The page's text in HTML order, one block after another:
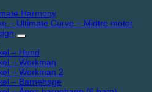
Harmony
– Ultimate Curve – Midtre motor
– Hund
– Workman
– Workman 2
– Barnehage